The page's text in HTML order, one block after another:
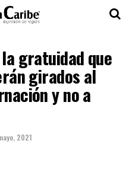
gratuidad que
girados al
y no a
2021